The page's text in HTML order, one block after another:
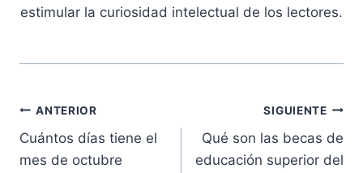
estimular la curiosidad intelectual de los lectores.
Navegación
de
ANTERIOR
Cuántos días tiene el
mes de octubre
SIGUIENTE
Qué son las becas de
educación superior del